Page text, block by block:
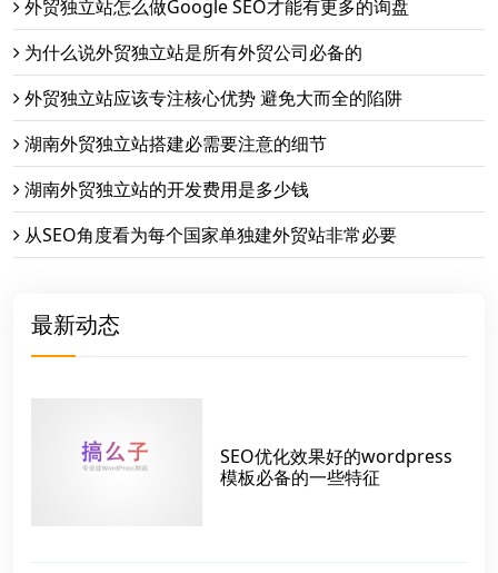
外贸独立站怎么做Google SEO才能有更多的询盘
为什么说外贸独立站是所有外贸公司必备的
外贸独立站应该专注核心优势 避免大而全的陷阱
湖南外贸独立站搭建必需要注意的细节
湖南外贸独立站的开发费用是多少钱
从SEO角度看为每个国家单独建外贸站非常必要
最新动态
SEO优化效果好的wordpress
模板必备的一些特征